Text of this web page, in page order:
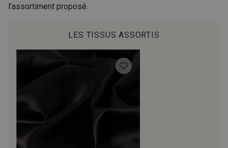
l'assortiment proposé.
LES TISSUS ASSORTIS